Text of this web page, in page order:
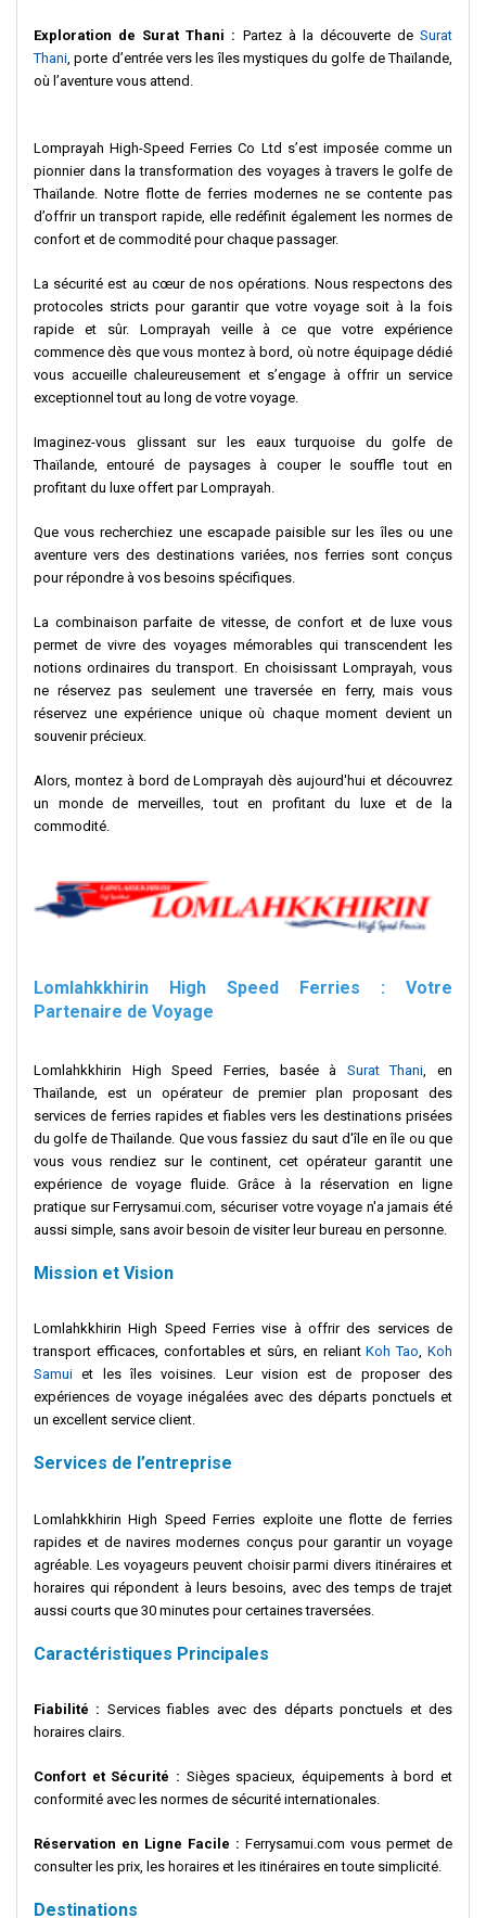
Exploration de Surat Thani : Partez à la découverte deSurat
Thani, porte d’entrée vers les îles mystiques du golfe de Thaïlande,
où l’aventure vous attend.
Lomprayah High-Speed Ferries Co Ltd s’est imposée comme un
pionnier dans la transformation des voyages à travers le golfe de
Thaïlande. Notre flotte de ferries modernes ne se contente pas
d’offrir un transport rapide, elle redéfinit également les normes de
confort et de commodité pour chaque passager.
La sécurité est au cœur de nos opérations. Nous respectons des
protocoles stricts pour garantir que votre voyage soit à la fois
rapide et sûr. Lomprayah veille à ce que votre expérience
commence dès que vous montez à bord, où notre équipage dédié
vous accueille chaleureusement et s’engage à offrir un service
exceptionnel tout au long de votre voyage.
Imaginez-vous glissant sur les eaux turquoise du golfe de
Thaïlande, entouré de paysages à couper le souffle tout en
profitant du luxe offert par Lomprayah.
Que vous recherchiez une escapade paisible sur les îles ou une
aventure vers des destinations variées, nos ferries sont conçus
pour répondre à vos besoins spécifiques.
La combinaison parfaite de vitesse, de confort et de luxe vous
permet de vivre des voyages mémorables qui transcendent les
notions ordinaires du transport. En choisissant Lomprayah, vous
ne réservez pas seulement une traversée en ferry, mais vous
réservez une expérience unique où chaque moment devient un
souvenir précieux.
Alors, montez à bord de Lomprayah dès aujourd'hui et découvrez
un monde de merveilles, tout en profitant du luxe et de la
commodité.
Lomlahkkhirin High Speed Ferries : Votre
Partenaire de Voyage
Lomlahkkhirin High Speed Ferries, basée à Surat Thani , en
Thaïlande, est un opérateur de premier plan proposant des
services de ferries rapides et fiables vers les destinations prisées
du golfe de Thaïlande. Que vous fassiez du saut d'île en île ou que
vous vous rendiez sur le continent, cet opérateur garantit une
expérience de voyage fluide. Grâce à la réservation en ligne
pratique sur Ferrysamui.com, sécuriser votre voyage n'a jamais été
aussi simple, sans avoir besoin de visiter leur bureau en personne.
Mission et Vision
Lomlahkkhirin High Speed Ferries vise à offrir des services de
transport efficaces, confortables et sûrs, en reliantKoh Tao ,Koh
Samui et les îles voisines. Leur vision est de proposer des
expériences de voyage inégalées avec des départs ponctuels et
un excellent service client.
Services de l’entreprise
Lomlahkkhirin High Speed Ferries exploite une flotte de ferries
rapides et de navires modernes conçus pour garantir un voyage
agréable. Les voyageurs peuvent choisir parmi divers itinéraires et
horaires qui répondent à leurs besoins, avec des temps de trajet
aussi courts que 30 minutes pour certaines traversées.
Caractéristiques Principales
Fiabilité : Services fiables avec des départs ponctuels et des
horaires clairs.
Confort et Sécurité : Sièges spacieux, équipements à bord et
conformité avec les normes de sécurité internationales.
Réservation en Ligne Facile : Ferrysamui.com vous permet de
consulter les prix, les horaires et les itinéraires en toute simplicité.
Destinations